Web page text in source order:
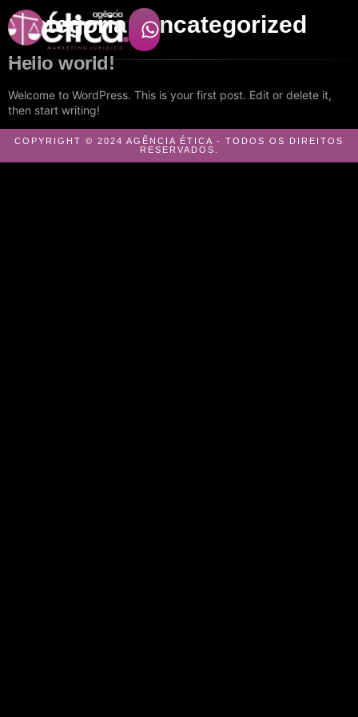
Categoria: Uncategorized
Hello world!
Welcome to WordPress. This is your first post. Edit or delete it,
then start writing!
COPYRIGHT © 2024 AGÊNCIA ÉTICA - TODOS OS DIREITOS
RESERVADOS.